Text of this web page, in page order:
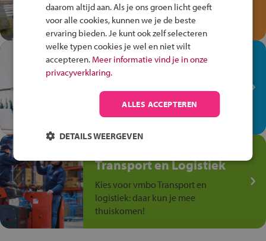
Speel het Fiets Veilig Verkeersspel
en win een Cortina-fiets!
In de winkel ben je op je
plek!
Ontdek via het vmbo jouw talent
op de winkelvloer, waar elke dag
anders is!
Transport en Logistiek
Kies voor vmbo Transport en
logistiek: daar kun je mee
thuiskomen!
daarom altijd aan. Als je ons groen licht geeft
voor alle cookies, kunnen we je de beste
ervaring bieden. Je kunt ook zelf selecteren
welke typen cookies je wel en niet wilt
accepteren. Meer informatie vind je in onze
privacyverklaring.
ALLES ACCEPTEREN
DETAILS WEERGEVEN